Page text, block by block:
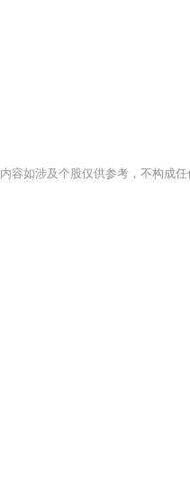
内容如涉及个股仅供参考，不构成